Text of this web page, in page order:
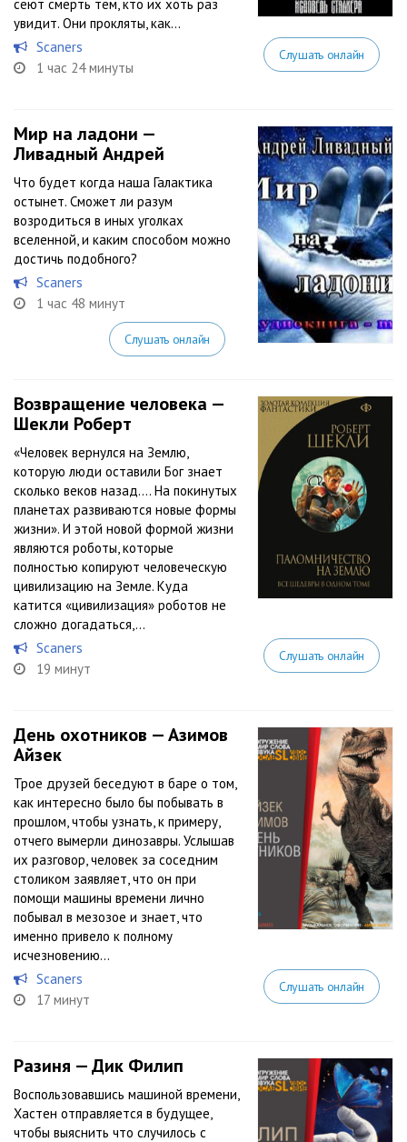
сеют смерть тем, кто их хоть раз
увидит. Они прокляты, как...
Scaners
1 час 24 минуты
Слушать онлайн
Мир на ладони —
Ливадный Андрей
Что будет когда наша Галактика
остынет. Сможет ли разум
возродиться в иных уголках
вселенной, и каким способом можно
достичь подобного?
Scaners
1 час 48 минут
Слушать онлайн
Возвращение человека —
Шекли Роберт
«Человек вернулся на Землю,
которую люди оставили Бог знает
сколько веков назад.… На покинутых
планетах развиваются новые формы
жизни». И этой новой формой жизни
являются роботы, которые
полностью копируют человеческую
цивилизацию на Земле. Куда
катится «цивилизация» роботов не
сложно догадаться,...
Scaners
19 минут
Слушать онлайн
День охотников — Азимов
Айзек
Трое друзей беседуют в баре о том,
как интересно было бы побывать в
прошлом, чтобы узнать, к примеру,
отчего вымерли динозавры. Услышав
их разговор, человек за соседним
столиком заявляет, что он при
помощи машины времени лично
побывал в мезозое и знает, что
именно привело к полному
исчезновению...
Scaners
17 минут
Слушать онлайн
Разиня — Дик Филип
Воспользовавшись машиной времени,
Хастен отправляется в будущее,
чтобы выяснить что случилось с